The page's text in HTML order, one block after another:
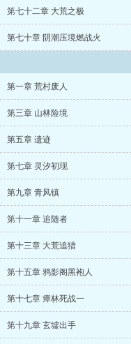
第七十二章 大荒之极
第七十章 阴潮压境燃战火
第一章 荒村废人
第三章 山林险境
第五章 遗迹
第七章 灵汐初现
第九章 青风镇
第十一章 追随者
第十三章 大荒追猎
第十五章 鸦影阁黑袍人
第十七章 瘴林死战一
第十九章 玄墟出手